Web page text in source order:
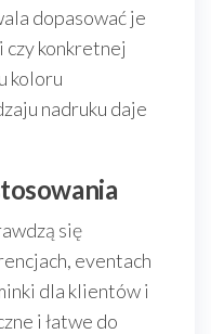
dopasować je
czy konkretnej
koloru
nadruku daje
się
eventach
dla klientów i
i łatwe do